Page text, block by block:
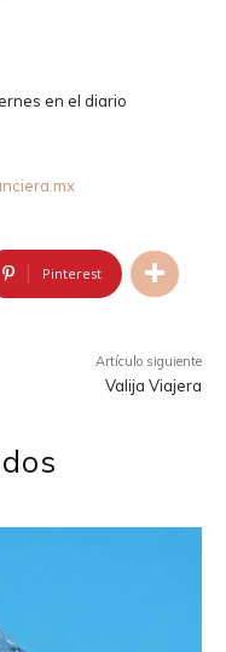
en el diario
Pinterest
Artículo siguiente
Valija Viajera